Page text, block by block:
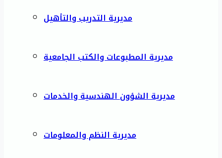
مديرية التدريب والتأهيل
مديرية المطبوعات والكتب الجامعية
مديرية الشؤون الهندسية والخدمات
مديرية النظم والمعلومات